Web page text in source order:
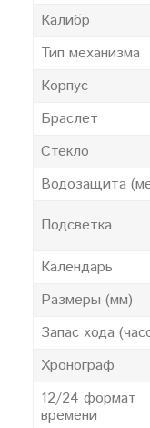
Калибр
Тип механизма
Корпус
Браслет
Стекло
Водозащита
Подсветка
Календарь
Размеры (мм)
Запас хода
Хронограф
12/24 формат
времени